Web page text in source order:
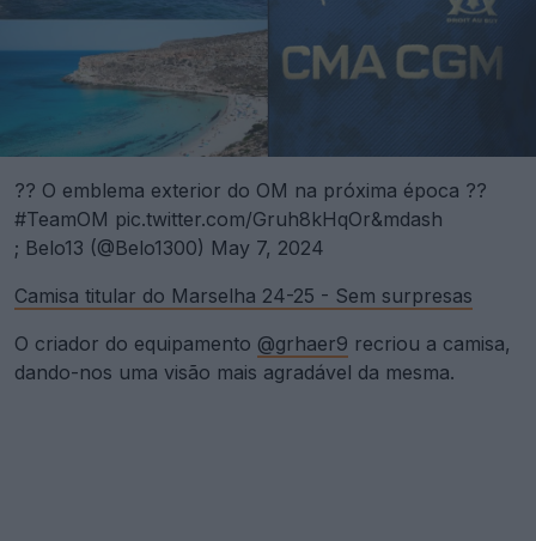
?? O emblema exterior do OM na próxima época ??
#TeamOM pic.twitter.com/Gruh8kHqOr&mdash
; Belo13 (@Belo1300) May 7, 2024
Camisa titular do Marselha 24-25 - Sem surpresas
O criador do equipamento @grhaer9 recriou a camisa,
dando-nos uma visão mais agradável da mesma.